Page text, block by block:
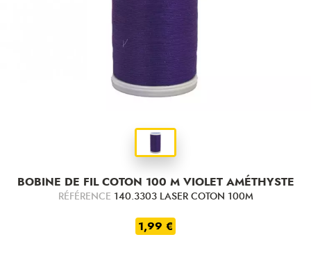
BOBINE DE FIL COTON 100 M VIOLET AMÉTHYSTE
RÉFÉRENCE 140.3303 LASER COTON 100M
1,99 €